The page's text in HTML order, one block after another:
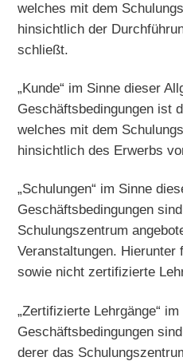
welches mit dem
hinsichtlich der
schließt.
„Kunde“ im Sinne dieser
Geschäftsbedingungen ist
welches mit dem
hinsichtlich des Erwerbs
„Schulungen“ im Sinne
Geschäftsbedingungen
Schulungszentrum
Veranstaltungen.
sowie nicht zertifizierte
„Zertifizierte Lehrgänge“
Geschäftsbedingungen
derer das